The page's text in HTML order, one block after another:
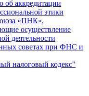
об аккредитации
этики
«ПНК»,
осуществление
деятельности
советах при ФНС и
налоговый кодекс"